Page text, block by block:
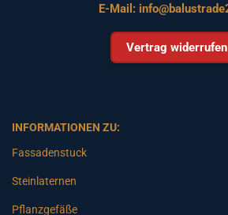
E-Mail:
Vertrag widerrufen
INFORMATIONEN ZU:
Fassadenstuck
Steinlaternen
Pflanzgefäße